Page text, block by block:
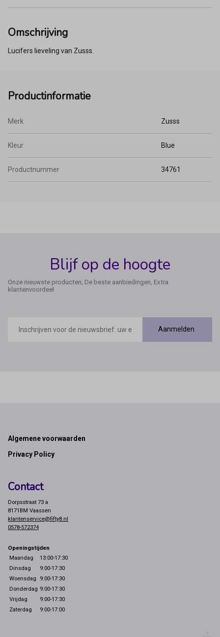
Omschrijving
Lucifers lieveling van Zusss.
Productinformatie
Merk Zusss
Kleur Blue
Productnummer 34761
Blijf op de hoogte
Onze nieuwste producten, De beste aanbiedingen, Extra
klantenvoordeel
mailadres
Aanmelden
Footer
Algemene voorwaarden
Privacy Policy
Contact
Dorpsstraat 73 a
8171BM Vaassen
klantenservice@fifty8.nl
0578-572374
Openingstijden
Maandag
13:00-17:30
Dinsdag
9:00-17:30
Woensdag
9:00-17:30
Donderdag 9:00-17:30
Vrijdag
9:00-17:30
Zaterdag
9:00-17:00